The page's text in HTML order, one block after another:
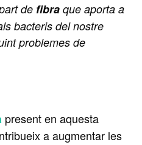
de fibra que aporta a
bacteris del nostre
problemes de
present en aquesta
a augmentar les